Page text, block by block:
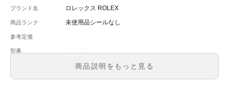
ブランド名 ロレックス ROLEX
商品ランク 未使用品シールなし
参考定価
型番
メンズ
文字盤 黒文字盤
商品説明をもっと見る